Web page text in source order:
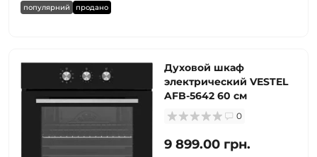
популярний продано
Духовой шкаф
электрический VESTEL
AFB-5642 60 см
0
9 899.00 грн.